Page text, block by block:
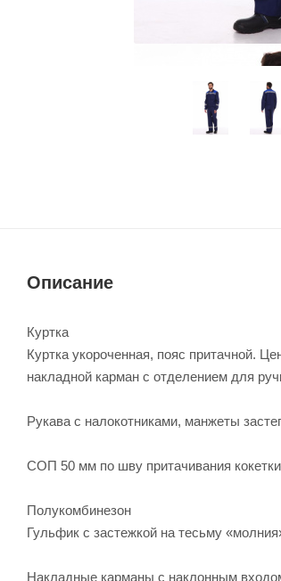
Описание
Куртка
Куртка укороченная, пояс притачной.
накладной карман с отделением для
Рукава с налокотниками, манжеты
СОП 50 мм по шву притачивания
Полукомбинезон
Гульфик с застежкой на тесьму
Накладные карманы с наклонным